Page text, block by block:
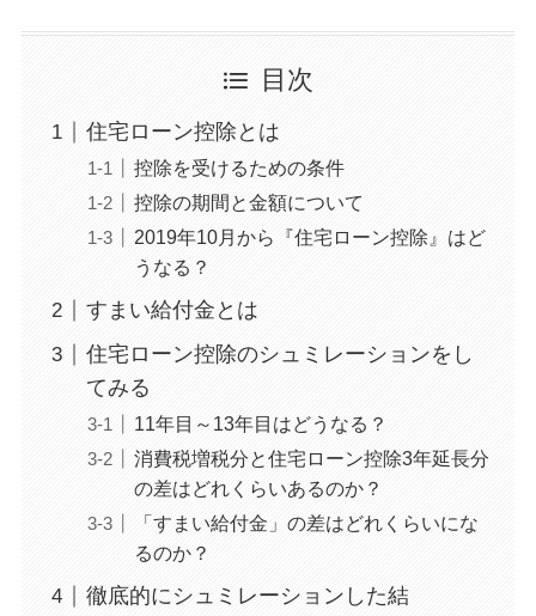
目次
住宅ローン控除とは
控除を受けるための条件
控除の期間と金額について
2019年10月から『住宅ローン控除』はど
うなる？
すまい給付金とは
住宅ローン控除のシュミレーションをし
てみる
11年目～13年目はどうなる？
消費税増税分と住宅ローン控除3年延長分
の差はどれくらいあるのか？
「すまい給付金」の差はどれくらいにな
るのか？
徹底的にシュミレーションした結